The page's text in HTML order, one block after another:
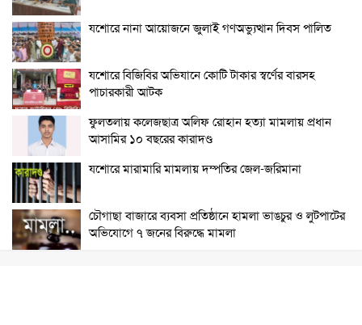
যশোরে নানা আয়োজনে জুলাই গণঅভ্যুত্থান দিবস পালিত
যশোরে বিজিবির অভিযানে কোটি টাকার স্বর্ণের বারসহ
পাচারকারী আটক
ফুলতলায় কলেজছাত্র অলিফ রোহান হত্যা মামলায় প্রধান
আসামির ১০ বছরের কারাদণ্ড
যশোরে মারামারি মামলায় দম্পতির জেল-জরিমানা
চৌগাছা বাজারে ব্যবসা প্রতিষ্ঠানে হামলা ভাঙচুর ও লুটপাটের
অভিযোগে ৭ জনের বিরুদ্ধে মামলা